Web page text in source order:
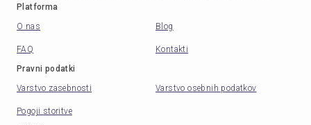
Platforma
O nas
Blog
FAQ
Kontakti
Pravni podatki
Varstvo zasebnosti
Varstvo osebnih podatkov
Pogoji storitve